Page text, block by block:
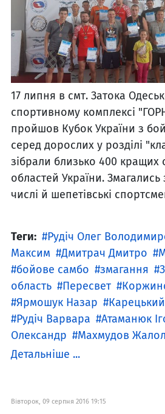
17 липня в смт. Затока
спортивному комплексі
пройшов Кубок України з
серед дорослих у розділі
зібрали близько 400 кращих
областей України.
числі й шепетівські
Теги: Рудіч Олег
Максим
Дмитрач Дмитро
бойове самбо
змагання
область
Пересвет
Ярмошук Назар
Рудіч Варвара
Атаманюк
Олександр
Махмудов
Детальніше ...
Вівторок, 09 серпня 2016 19:15